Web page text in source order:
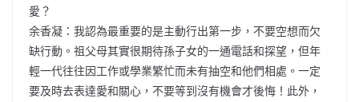
愛？
余香凝：我認為最重要的是主動行出第一步，不要空想而欠
缺行動。祖父母其實很期待孫子女的一通電話和探望，但年
輕一代往往因工作或學業繁忙而未有抽空和他們相處。一定
要及時去表達愛和關心，不要等到沒有機會才後悔！此外，